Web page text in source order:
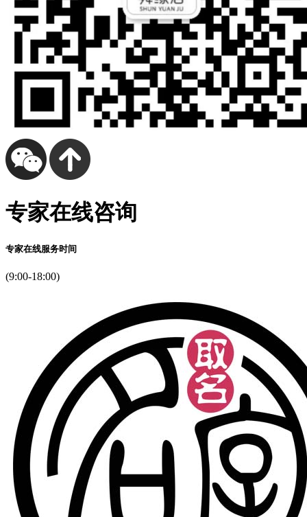
专家在线咨询
专家在线服务时间
(9:00-18:00)